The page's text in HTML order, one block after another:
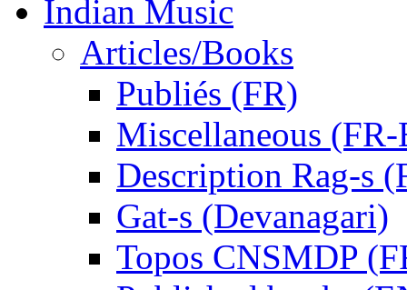
Indian Music
Articles/Books
Publiés (FR)
Miscellaneous
Description Rag-s
Gat-s (Devanagari)
Topos CNSMDP